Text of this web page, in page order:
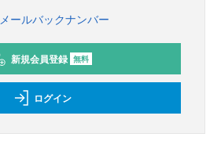
メールバックナンバー
新規会員登録 無料
ログイン